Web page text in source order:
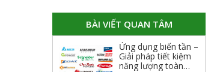
BÀI VIẾT QUAN TÂM
Ứng dụng biến tần –
Giải pháp tiết kiệm
năng lượng toàn